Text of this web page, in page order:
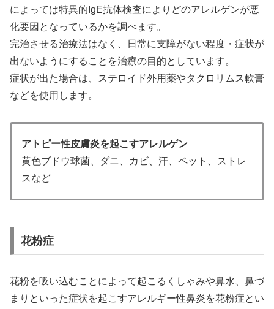
によっては特異的IgE抗体検査によりどのアレルゲンが悪
化要因となっているかを調べます。
完治させる治療法はなく、日常に支障がない程度・症状が
出ないようにすることを治療の目的としています。
症状が出た場合は、ステロイド外用薬やタクロリムス軟膏
などを使用します。
アトピー性皮膚炎を起こすアレルゲン
黄色ブドウ球菌、ダニ、カビ、汗、ペット、ストレ
スなど
花粉症
花粉を吸い込むことによって起こるくしゃみや鼻水、鼻づ
まりといった症状を起こすアレルギー性鼻炎を花粉症とい